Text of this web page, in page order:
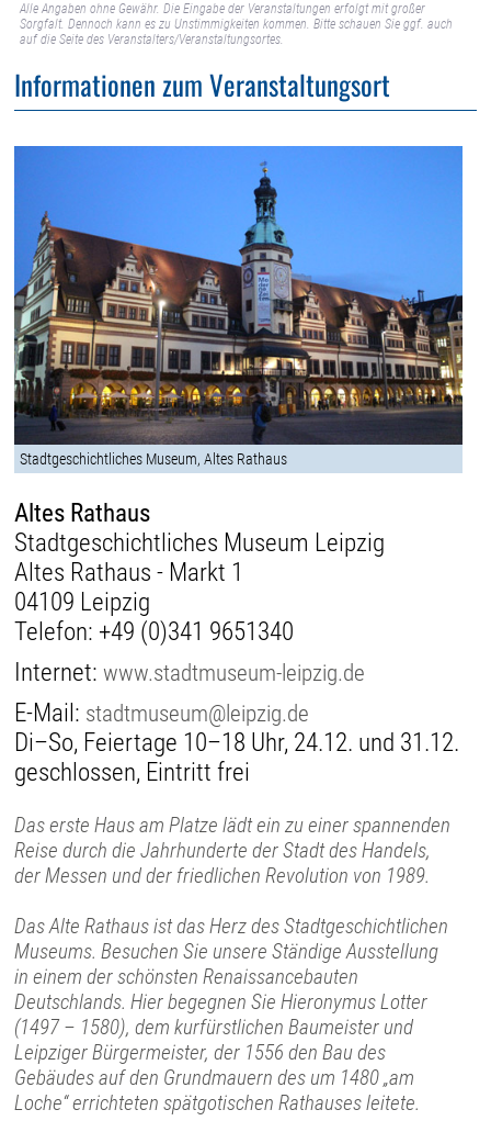
Alle Angaben ohne Gewähr. Die Eingabe der Veranstaltungen erfolgt mit großer
Sorgfalt. Dennoch kann es zu Unstimmigkeiten kommen. Bitte schauen Sie ggf. auch
auf die Seite des Veranstalters/Veranstaltungsortes.
Informationen zum Veranstaltungsort
Stadtgeschichtliches Museum, Altes Rathaus
Altes Rathaus
Stadtgeschichtliches Museum Leipzig
Altes Rathaus - Markt 1
04109 Leipzig
Telefon: +49 (0)341 9651340
Internet:www.stadtmuseum-leipzig.de
E-Mail: stadtmuseum@leipzig.de
Di–So, Feiertage 10–18 Uhr, 24.12. und 31.12.
geschlossen, Eintritt frei
Das erste Haus am Platze lädt ein zu einer spannenden
Reise durch die Jahrhunderte der Stadt des Handels,
der Messen und der friedlichen Revolution von 1989.
Das Alte Rathaus ist das Herz des Stadtgeschichtlichen
Museums. Besuchen Sie unsere Ständige Ausstellung
in einem der schönsten Renaissancebauten
Deutschlands. Hier begegnen Sie Hieronymus Lotter
(1497 – 1580), dem kurfürstlichen Baumeister und
Leipziger Bürgermeister, der 1556 den Bau des
Gebäudes auf den Grundmauern des um 1480 „am
Loche“ errichteten spätgotischen Rathauses leitete.